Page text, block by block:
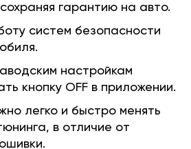
гарантию на авто.
систем безопасности
настройкам
кнопку OFF в приложении.
легко и быстро менять
в отличие от